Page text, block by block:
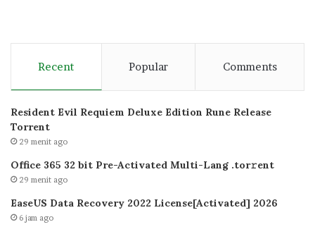
Recent Popular Comments
Resident Evil Requiem Deluxe Edition Rune Release
Torrent
29 menit ago
Office 365 32 bit Pre-Activated Multi-Lang .tоr𝚛еnt
29 menit ago
EaseUS Data Recovery 2022 License[Activated] 2026
6 jam ago